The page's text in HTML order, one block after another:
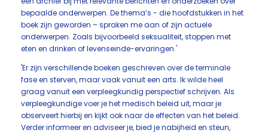
bepaalde onderwerpen. De thema’s - die hoofdstukken in het
boek zijn geworden – spraken me aan of zijn actuele
onderwerpen. Zoals bijvoorbeeld seksualiteit, stoppen met
eten en drinken of levenseinde-ervaringen.'
'Er zijn verschillende boeken geschreven over de terminale
fase en sterven, maar vaak vanuit een arts. Ik wilde heel
graag vanuit een verpleegkundig perspectief schrijven. Als
verpleegkundige voer je het medisch beleid uit, maar je
observeert hierbij en kijkt ook naar de effecten van het beleid.
Verder informeer en adviseer je, bied je nabijheid en steun,